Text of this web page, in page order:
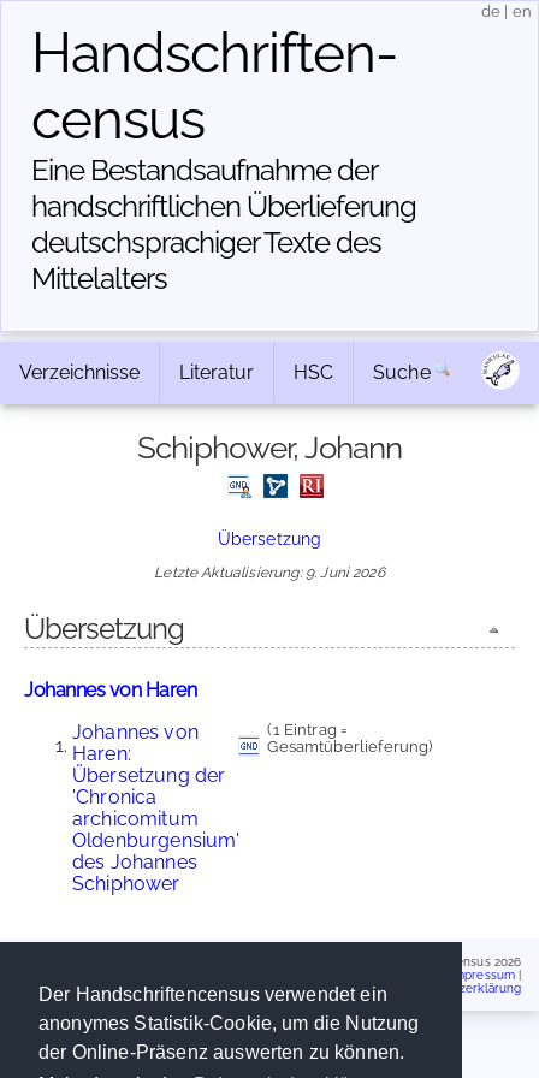
Der Handschriftencensus verwendet ein
anonymes Statistik-Cookie, um die Nutzung
der Online-Präsenz auswerten zu können.
Handschriften­
census
Eine Bestandsaufnahme der
handschriftlichen Über­lieferung
deutschsprachiger Texte des
Mittelalters
de en
Verzeichnisse Literatur HSC Suche
Schiphower, Johann
Übersetzung
Letzte Aktualisierung: 9. Juni 2026
Übersetzung
Johannes von Haren
Johannes von
Haren:
Übersetzung der
'Chronica
archicomitum
Oldenburgensium'
des Johannes
Schiphower
(1 Eintrag =
Gesamtüberlieferung)
Handschriftencensus 2026
Impressum
Datenschutzerklärung